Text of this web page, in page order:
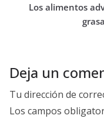
Los alimentos
Deja un
Tu dirección de
Los campos